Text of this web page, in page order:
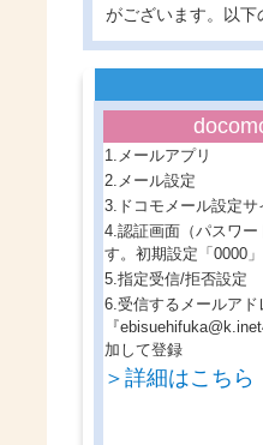
がございます。以下
1.メールアプリ
2.メール設定
3.ドコモメール設定サ
4.認証画面（パスワー
す。初期設定「0000」
5.指定受信/拒否設定
6.受信するメールアド
『
加して登録
＞詳細はこちら